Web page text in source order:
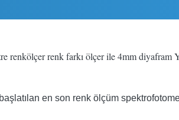
renkölçer renk farkı ölçer ile 4mm
en son renk ölçüm